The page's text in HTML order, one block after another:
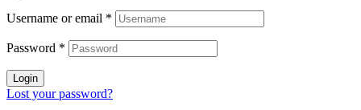
Username or email *
Password *
Login
Lost your password?